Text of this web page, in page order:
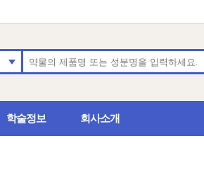
학술정보 회사소개